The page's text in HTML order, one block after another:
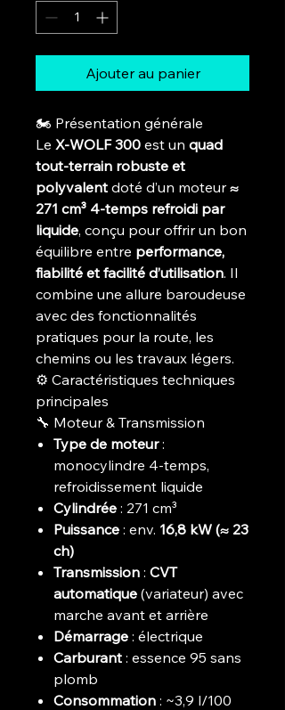
Ajouter au panier
🏍️ Présentation générale
Le X-WOLF 300 est un quad
tout-terrain robuste et
polyvalent doté d’un moteur≈
271 cm³ 4-temps refroidi par
liquide, conçu pour offrir un bon
équilibre entre performance,
fiabilité et facilité d’utilisation. Il
combine une allure baroudeuse
avec des fonctionnalités
pratiques pour la route, les
chemins ou les travaux légers.
⚙️ Caractéristiques techniques
principales
🔧 Moteur & Transmission
Type de moteur:
monocylindre 4-temps,
refroidissement liquide
Cylindrée : 271 cm³
Puissance : env. 16,8 kW (≈ 23
ch)
Transmission : CVT
automatique (variateur) avec
marche avant et arrière
Démarrage : électrique
Carburant : essence 95 sans
plomb
Consommation : ~3,9 l/100